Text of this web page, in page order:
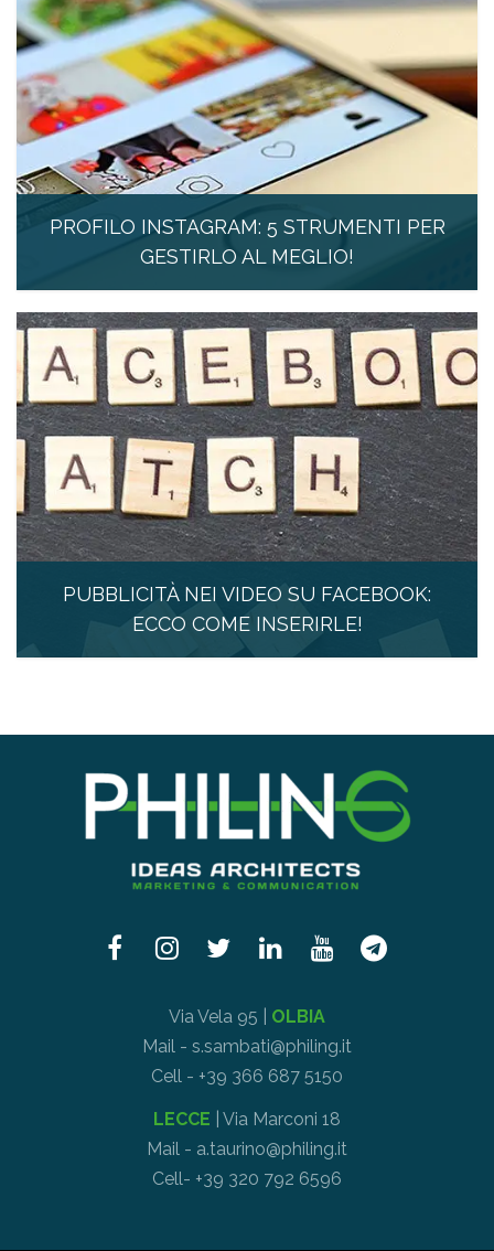
PROFILO INSTAGRAM: 5 STRUMENTI PER
GESTIRLO AL MEGLIO!
4 Settembre 2019
PUBBLICITÀ NEI VIDEO SU FACEBOOK:
ECCO COME INSERIRLE!
Via Vela 95 | OLBIA
Mail - s.sambati@philing.it
Cell - +39 366 687 5150
LECCE | Via Marconi 18
Mail - a.taurino@philing.it
Cell- +39 320 792 6596